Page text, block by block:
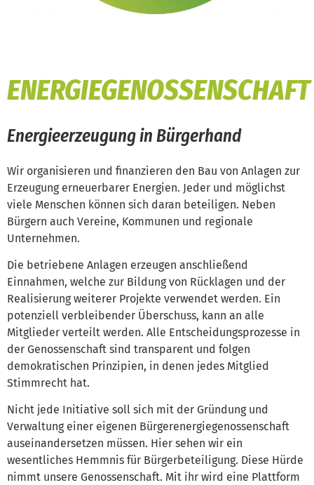
ENERGIEGENOSSENSCHAFT
Energieerzeugung in Bürgerhand
Wir organisieren und finanzieren den Bau von Anlagen zur
Erzeugung erneuerbarer Energien. Jeder und möglichst
viele Menschen können sich daran beteiligen. Neben
Bürgern auch Vereine, Kommunen und regionale
Unternehmen.
Die betriebene Anlagen erzeugen anschließend
Einnahmen, welche zur Bildung von Rücklagen und der
Realisierung weiterer Projekte verwendet werden. Ein
potenziell verbleibender Überschuss, kann an alle
Mitglieder verteilt werden. Alle Entscheidungsprozesse in
der Genossenschaft sind transparent und folgen
demokratischen Prinzipien, in denen jedes Mitglied
Stimmrecht hat.
Nicht jede Initiative soll sich mit der Gründung und
Verwaltung einer eigenen Bürgerenergiegenossenschaft
auseinandersetzen müssen. Hier sehen wir ein
wesentliches Hemmnis für Bürgerbeteiligung. Diese Hürde
nimmt unsere Genossenschaft. Mit ihr wird eine Plattform